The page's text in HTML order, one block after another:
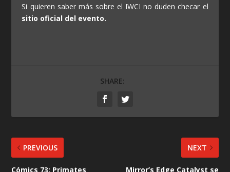
Si quieren saber más sobre el IWCI no duden checar el
sitio oficial del evento.
SHARE:
PREVIOUS
Cómics 73: Primates
NEXT
Mirror’s Edge Catalyst se